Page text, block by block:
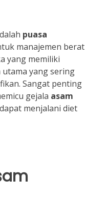
puasa
manajemen berat
yang memiliki
utama yang sering
Sangat penting
gejala asam
menjalani diet